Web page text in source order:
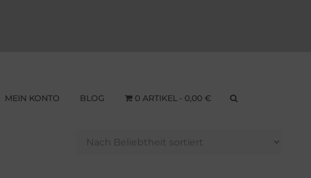
MEIN KONTO BLOG 0 ARTIKEL 0,00 €
SEARCH